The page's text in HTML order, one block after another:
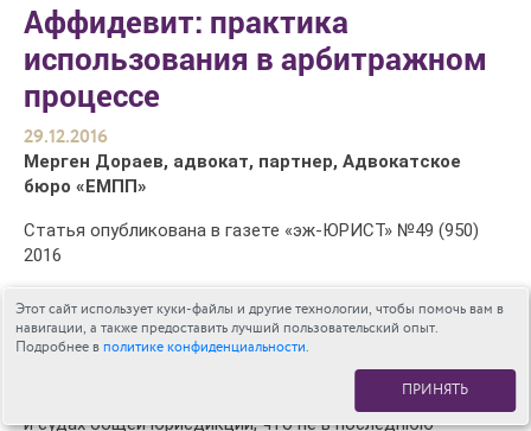
Этот сайт использует куки-файлы и другие технологии, чтобы помочь вам в
навигации, а также предоставить лучший пользовательский опыт.
Подробнее вполитике конфиденциальности.
ПРИНЯТЬ
Аффидевит: практика
использования в арбитражном
процессе
29.12.2016
Мерген Дораев, адвокат, партнер, Адвокатское
бюро «ЕМПП»
Статья опубликована в газете «эж-ЮРИСТ» №49 (950)
2016
Аффидевит широко используется в качестве судебно-
процессуального документа в странах общего права.
Однако в последние годы эта форма фиксации сведений
о тех или иных обстоятельствах получила
распространение и в отечественных арбитражных судах
и судах общей юрисдикции, что не в последнюю